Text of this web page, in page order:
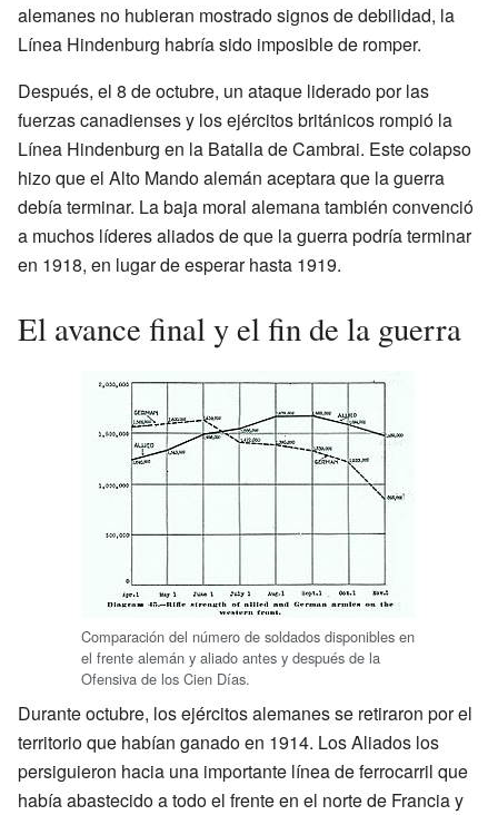
alemanes no hubieran mostrado signos de debilidad, la
Línea Hindenburg habría sido imposible de romper.
Después, el 8 de octubre, un ataque liderado por las
fuerzas canadienses y los ejércitos británicos rompió la
Línea Hindenburg en la Batalla de Cambrai. Este colapso
hizo que el Alto Mando alemán aceptara que la guerra
debía terminar. La baja moral alemana también convenció
a muchos líderes aliados de que la guerra podría terminar
en 1918, en lugar de esperar hasta 1919.
El avance final y el fin de la guerra
Comparación del número de soldados disponibles en
el frente alemán y aliado antes y después de la
Ofensiva de los Cien Días.
Durante octubre, los ejércitos alemanes se retiraron por el
territorio que habían ganado en 1914. Los Aliados los
persiguieron hacia una importante línea de ferrocarril que
había abastecido a todo el frente en el norte de Francia y